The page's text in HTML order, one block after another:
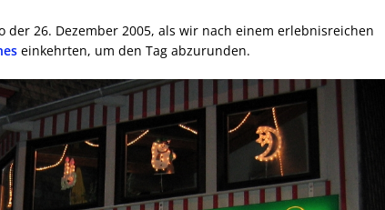
der 26. Dezember 2005, als wir nach einem erlebnisreichen
einkehrten, um den Tag abzurunden.